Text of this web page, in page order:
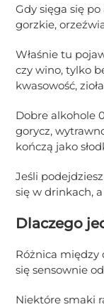
Gdy sięga się
gorzkie,
Właśnie tu
czy wino, tylko
kwasowość,
Dobre alkohole
gorycz,
kończą jako
Jeśli
się w drinkach,
Dlaczego
Różnica między
się sensownie
Niektóre smaki